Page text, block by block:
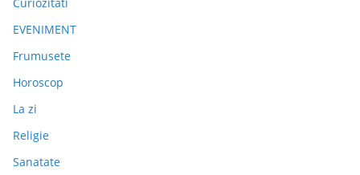
EVENIMENT
Frumusete
Horoscop
La zi
Religie
Sanatate